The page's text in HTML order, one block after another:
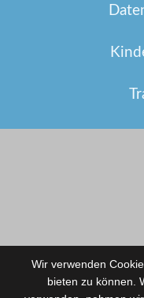
Wir verwenden
bieten zu können.